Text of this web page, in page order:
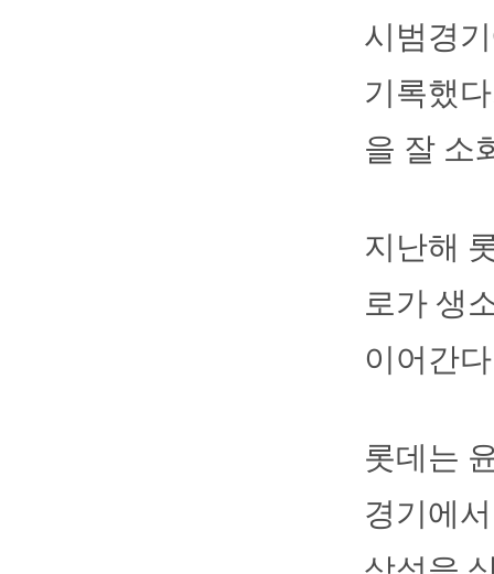
시범경
기록했
을 잘 소
지난해
로가 생
이어간
롯데는
경기에